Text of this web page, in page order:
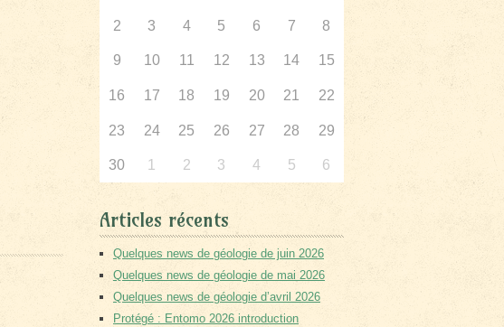
2 3 4 5 6 7 8
9 10 11 12 13 14 15
16 17 18 19 20 21 22
23 24 25 26 27 28 29
30 1 2 3 4 5 6
Articles récents
Quelques news de géologie de juin 2026
Quelques news de géologie de mai 2026
Quelques news de géologie d’avril 2026
Protégé : Entomo 2026 introduction